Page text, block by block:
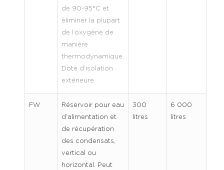
de 90-95°C et
éliminer la plupart
de l’oxygène de
manière
thermodynamique.
Doté d’isolation
extérieure.
FW
Réservoir pour eau
d’alimentation et
de récupération
des condensats,
vertical ou
horizontal. Peut
300
litres
6 000
litres